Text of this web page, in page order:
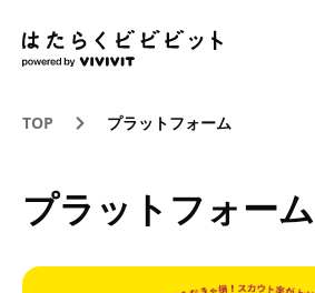
TOP プラットフォーム
プラットフォーム